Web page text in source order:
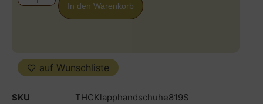
In den Warenkorb
auf Wunschliste
SKU
THCKlapphandschuhe819S